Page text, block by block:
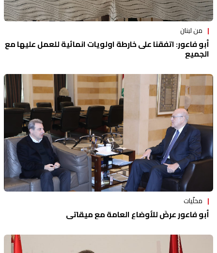
من لبنان
أبو فاعور: اتفقنا على خارطة اولويات انمائية للعمل عليها مع
الجميع
محلّيات
أبو فاعور عرضَ للأوضاع العامة مع ميقاتي